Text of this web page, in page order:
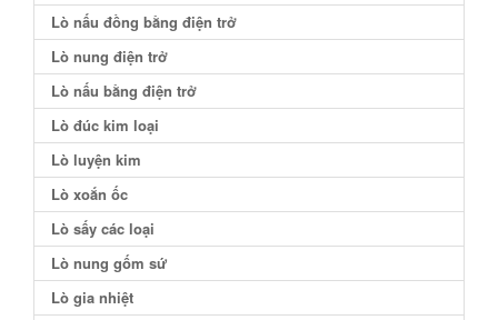
Lò nấu đồng bằng điện trở
Lò nung điện trở
Lò nấu bằng điện trở
Lò đúc kim loại
Lò luyện kim
Lò xoắn ốc
Lò sấy các loại
Lò nung gốm sứ
Lò gia nhiệt